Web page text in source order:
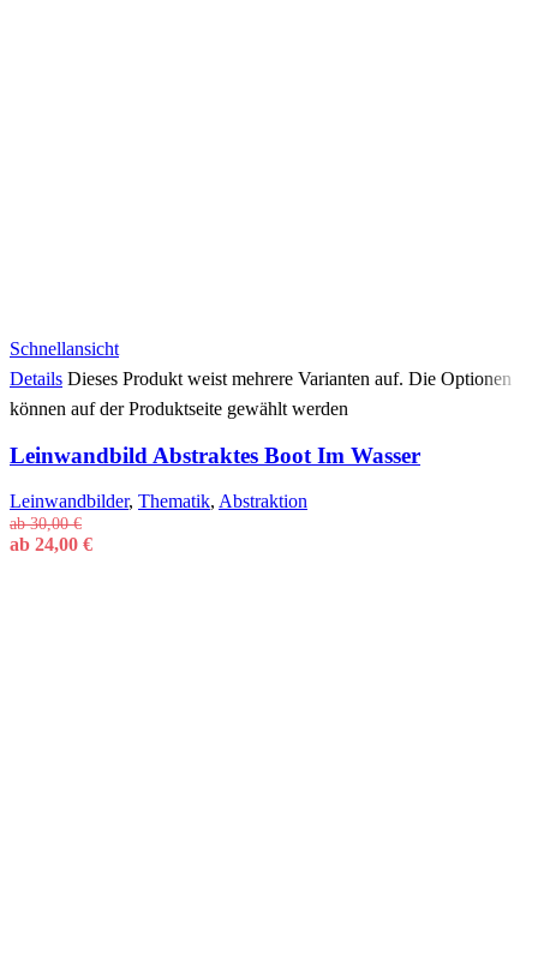
Schnellansicht
Details Dieses Produkt weist mehrere Varianten auf. Die Optionen
können auf der Produktseite gewählt werden
Leinwandbild Abstraktes Boot Im Wasser
Leinwandbilder, Thematik, Abstraktion
ab30,00€
ab 24,00 €